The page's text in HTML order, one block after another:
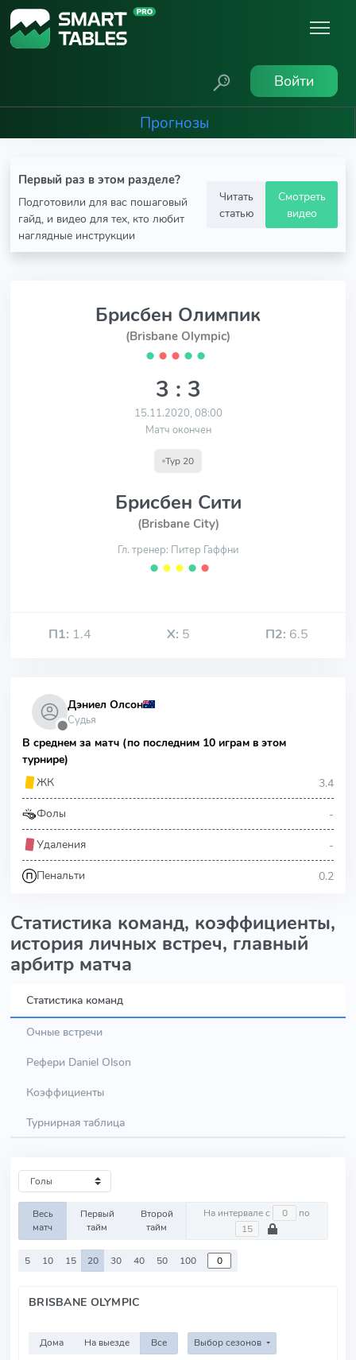
Войти
Прогнозы
Первый раз в этом разделе?
Подготовили для вас пошаговый
гайд, и видео для тех, кто любит
наглядные инструкции
Читать
статью
Смотреть
видео
Брисбен Олимпик
(Brisbane Olympic)
⬤ ⬤ ⬤ ⬤ ⬤
3 : 3
15.11.2020, 08:00
Матч окончен
Тур 20
Брисбен Сити
(Brisbane City)
Гл. тренер: Питер Гаффни
⬤ ⬤ ⬤ ⬤ ⬤
П1: 1.4 Х: 5 П2: 6.5
⬤
Дэниел Олсон
Судья
В среднем за матч (по последним 10 играм в этом
турнире)
ЖК
3.4
Фолы -
Удаления -
Пенальти 0.2
Статистика команд, коэффициенты,
история личных встреч, главный
арбитр матча
Статистика команд
Очные встречи
Рефери Daniel Olson
Коэффициенты
Турнирная таблица
Весь
матч
Первый
тайм
Второй
тайм
На интервале с по
5 10 15 20 30 40 50 100
BRISBANE OLYMPIC
Дома На выезде Все Выбор сезонов